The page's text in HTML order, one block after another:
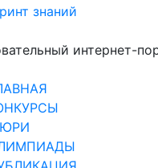
знаний
интернет-